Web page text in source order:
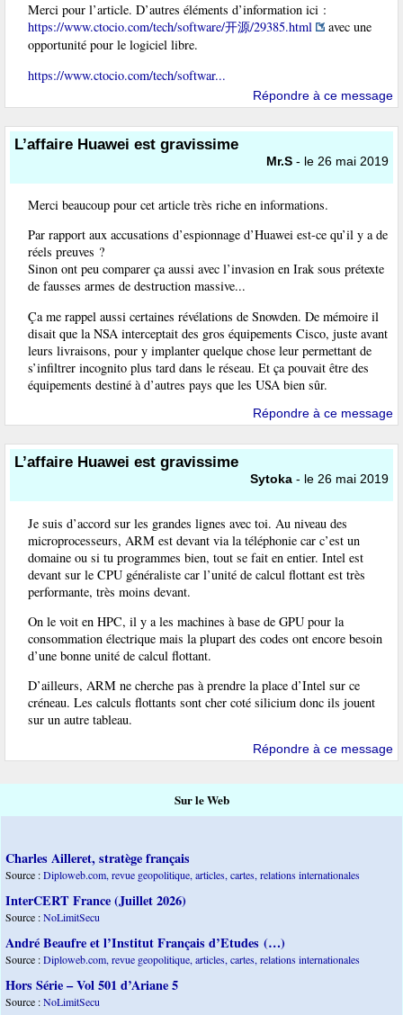
Merci pour l’article. D’autres éléments d’information ici :
https://www.ctocio.com/tech/software/开源/29385.html
avec une
opportunité pour le logiciel libre.
https://www.ctocio.com/tech/softwar...
Répondre à ce message
L’affaire Huawei est gravissime
Mr.S - le 26 mai 2019
Merci beaucoup pour cet article très riche en informations.
Par rapport aux accusations d’espionnage d’Huawei est-ce qu’il y a de
réels preuves ?
Sinon ont peu comparer ça aussi avec l’invasion en Irak sous prétexte
de fausses armes de destruction massive...
Ça me rappel aussi certaines révélations de Snowden. De mémoire il
disait que la NSA interceptait des gros équipements Cisco, juste avant
leurs livraisons, pour y implanter quelque chose leur permettant de
s’infiltrer incognito plus tard dans le réseau. Et ça pouvait être des
équipements destiné à d’autres pays que les USA bien sûr.
Répondre à ce message
L’affaire Huawei est gravissime
Sytoka - le 26 mai 2019
Je suis d’accord sur les grandes lignes avec toi. Au niveau des
microprocesseurs, ARM est devant via la téléphonie car c’est un
domaine ou si tu programmes bien, tout se fait en entier. Intel est
devant sur le CPU généraliste car l’unité de calcul flottant est très
performante, très moins devant.
On le voit en HPC, il y a les machines à base de GPU pour la
consommation électrique mais la plupart des codes ont encore besoin
d’une bonne unité de calcul flottant.
D’ailleurs, ARM ne cherche pas à prendre la place d’Intel sur ce
créneau. Les calculs flottants sont cher coté silicium donc ils jouent
sur un autre tableau.
Répondre à ce message
Sur le Web
Charles Ailleret, stratège français
Source :Diploweb.com, revue geopolitique, articles, cartes, relations internationales
InterCERT France (Juillet 2026)
Source :NoLimitSecu
André Beaufre et l’Institut Français d’Etudes (…)
Source :Diploweb.com, revue geopolitique, articles, cartes, relations internationales
Hors Série – Vol 501 d’Ariane 5
Source :NoLimitSecu